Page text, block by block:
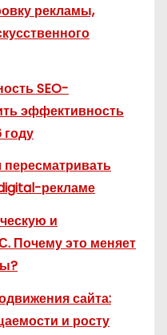
рекламы,
SEO-
эффективность
рекламе
и
Почему это меняет
сайта:
и росту